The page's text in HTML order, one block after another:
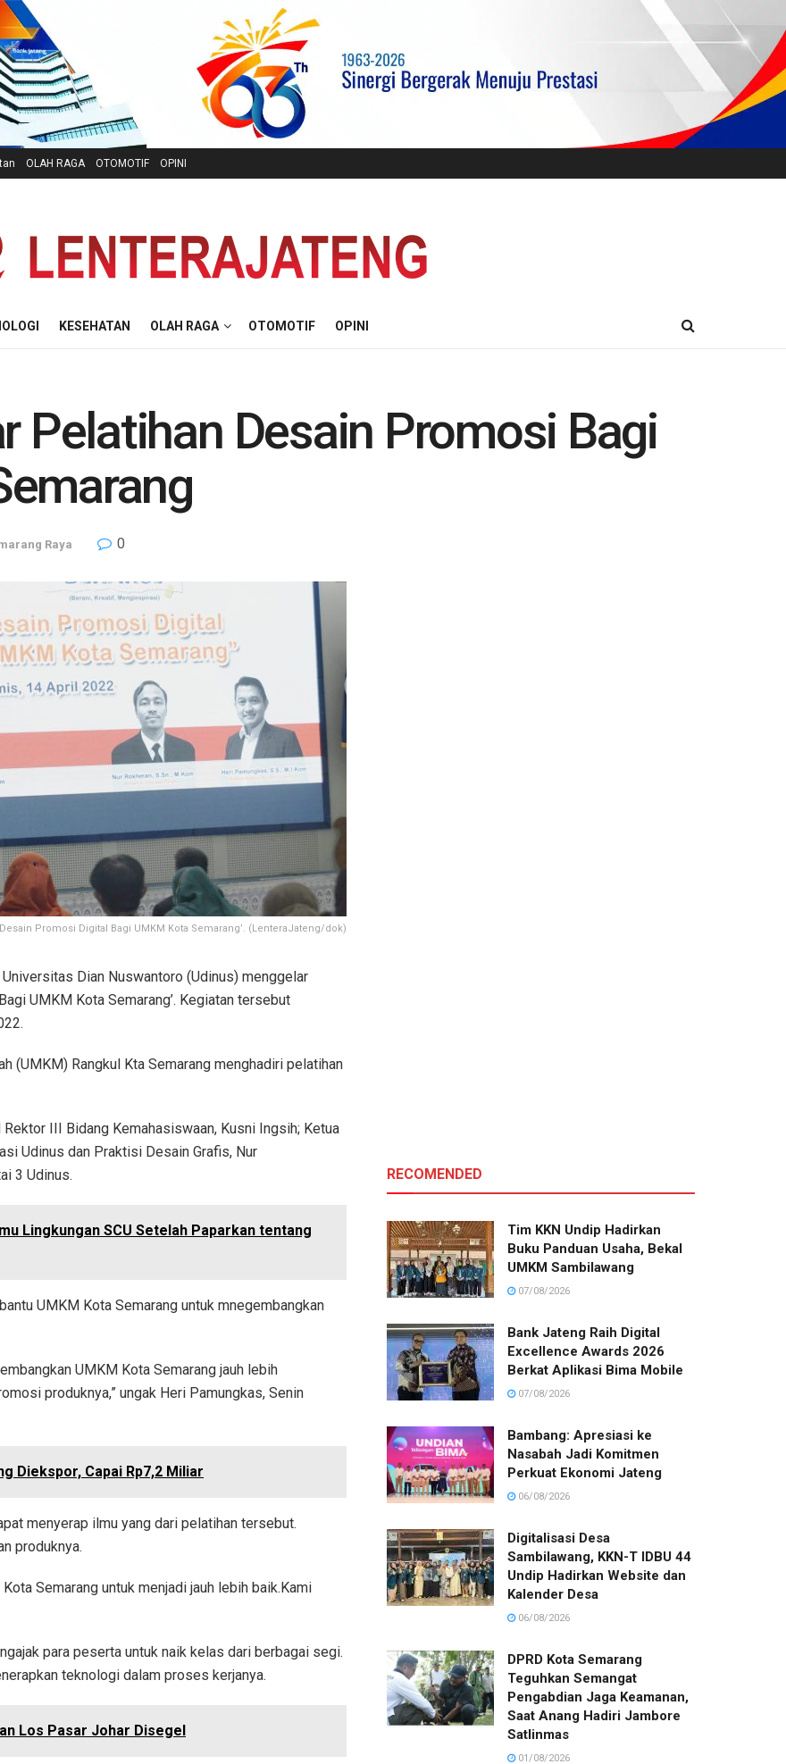
OLAH RAGA OTOMOTIF OPINI
KESEHATAN OLAH RAGA OTOMOTIF OPINI
Pelatihan Desain Promosi Bagi
Raya 0
Promosi Digital Bagi UMKM Kota Semarang’. (LenteraJateng/dok)
Dian Nuswantoro (Udinus) menggelar
UMKM Kota Semarang’. Kegiatan tersebut
(UMKM) Rangkul Kta Semarang menghadiri pelatihan
III Bidang Kemahasiswaan, Kusni Ingsih; Ketua
Udinus dan Praktisi Desain Grafis, Nur
3 Udinus.
Lingkungan SCU Setelah Paparkan tentang
UMKM Kota Semarang untuk mnegembangkan
UMKM Kota Semarang jauh lebih
produknya,” ungak Heri Pamungkas, Senin
Diekspor, Capai Rp7,2 Miliar
menyerap ilmu yang dari pelatihan tersebut.
produknya.
Semarang untuk menjadi jauh lebih baik.Kami
para peserta untuk naik kelas dari berbagai segi.
teknologi dalam proses kerjanya.
Los Pasar Johar Disegel
RECOMENDED
Tim KKN Undip Hadirkan
Buku Panduan Usaha, Bekal
UMKM Sambilawang
07/08/2026
Bank Jateng Raih Digital
Excellence Awards 2026
Berkat Aplikasi Bima Mobile
07/08/2026
Bambang: Apresiasi ke
Nasabah Jadi Komitmen
Perkuat Ekonomi Jateng
06/08/2026
Digitalisasi Desa
Sambilawang, KKN-T IDBU 44
Undip Hadirkan Website dan
Kalender Desa
06/08/2026
DPRD Kota Semarang
Teguhkan Semangat
Pengabdian Jaga Keamanan,
Saat Anang Hadiri Jambore
Satlinmas
01/08/2026